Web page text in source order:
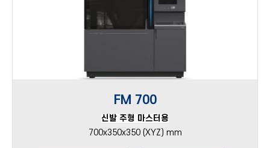
FM 700
신발 주형 마스터용
700x350x350 (XYZ) mm